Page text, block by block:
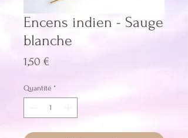
Encens indien - Sauge
blanche
1,50 €
Quantité *